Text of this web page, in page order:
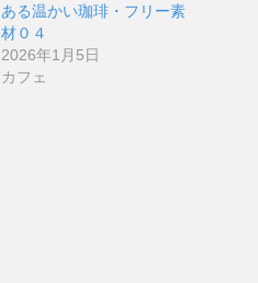
ある温かい珈琲・フリー素
材０４
2026年1月5日
カフェ